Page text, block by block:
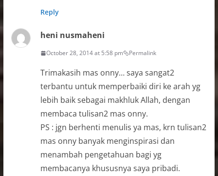
Reply
heni nusmaheni
October 28, 2014 at 5:58 pm Permalink
Trimakasih mas onny… saya sangat2
terbantu untuk memperbaiki diri ke arah yg
lebih baik sebagai makhluk Allah, dengan
membaca tulisan2 mas onny.
PS : jgn berhenti menulis ya mas, krn tulisan2
mas onny banyak menginspirasi dan
menambah pengetahuan bagi yg
membacanya khususnya saya pribadi.